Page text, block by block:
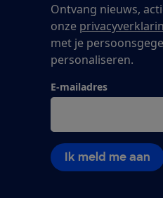
Ontvang nieuws,
onze
met je
personaliseren.
E-mailadres
Ik meld me aan